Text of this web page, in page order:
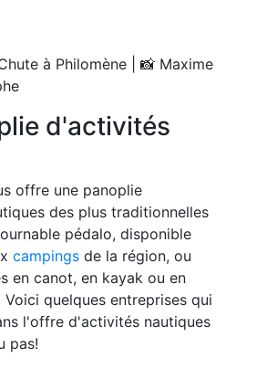
à Philomène | 📸 Maxime
d'activités
offre une panoplie
des plus traditionnelles
pédalo, disponible
campingsde la région, ou
en canot, en kayak ou en
Voici quelques entreprises qui
l'offre d'activités nautiques
pas!